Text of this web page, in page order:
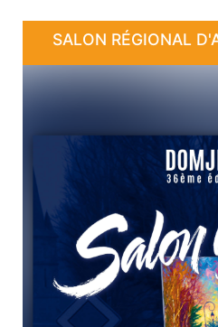
SALON RÉGIONAL